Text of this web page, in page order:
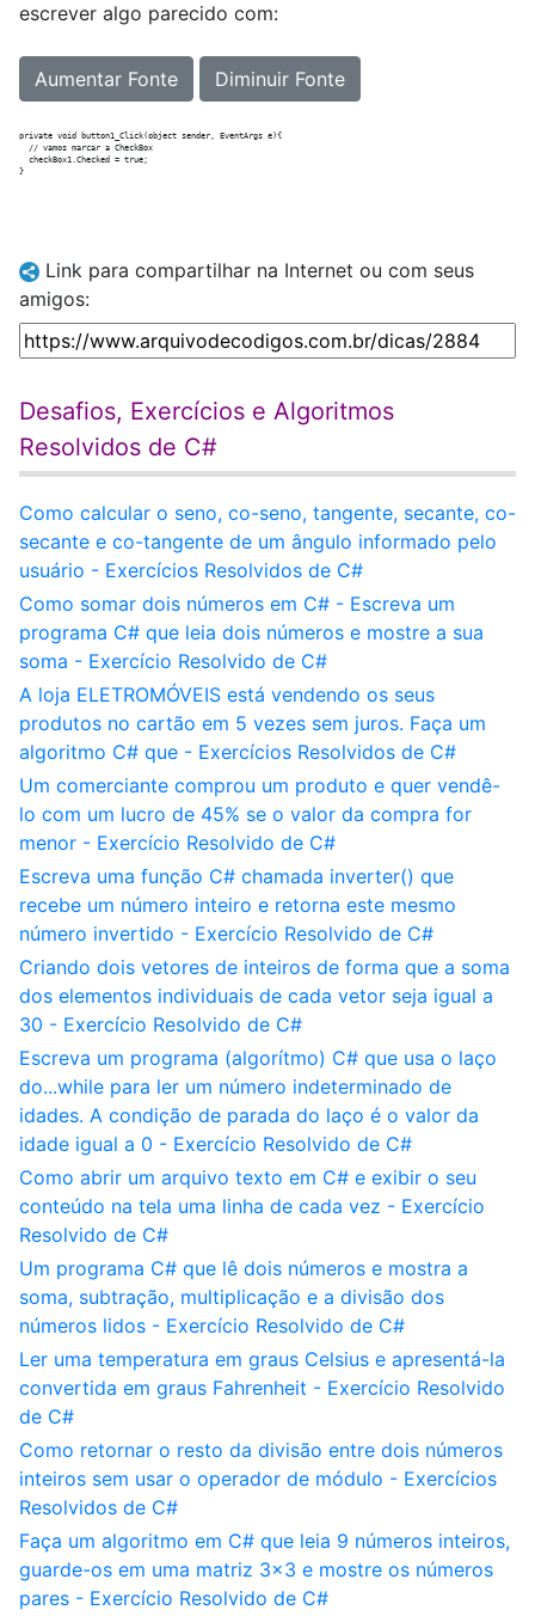
escrever algo parecido com:
Aumentar Fonte Diminuir Fonte
private void button1_Click(object sender, EventArgs e){
  // vamos marcar a CheckBox
  checkBox1.Checked = true;
Link para compartilhar na Internet ou com seus
amigos:
Desafios, Exercícios e Algoritmos
Resolvidos de C#
Como calcular o seno, co-seno, tangente, secante, co-
secante e co-tangente de um ângulo informado pelo
usuário - Exercícios Resolvidos de C#
Como somar dois números em C# - Escreva um
programa C# que leia dois números e mostre a sua
soma - Exercício Resolvido de C#
A loja ELETROMÓVEIS está vendendo os seus
produtos no cartão em 5 vezes sem juros. Faça um
algoritmo C# que - Exercícios Resolvidos de C#
Um comerciante comprou um produto e quer vendê-
lo com um lucro de 45% se o valor da compra for
menor - Exercício Resolvido de C#
Escreva uma função C# chamada inverter() que
recebe um número inteiro e retorna este mesmo
número invertido - Exercício Resolvido de C#
Criando dois vetores de inteiros de forma que a soma
dos elementos individuais de cada vetor seja igual a
30 - Exercício Resolvido de C#
Escreva um programa (algorítmo) C# que usa o laço
do...while para ler um número indeterminado de
idades. A condição de parada do laço é o valor da
idade igual a 0 - Exercício Resolvido de C#
Como abrir um arquivo texto em C# e exibir o seu
conteúdo na tela uma linha de cada vez - Exercício
Resolvido de C#
Um programa C# que lê dois números e mostra a
soma, subtração, multiplicação e a divisão dos
números lidos - Exercício Resolvido de C#
Ler uma temperatura em graus Celsius e apresentá-la
convertida em graus Fahrenheit - Exercício Resolvido
de C#
Como retornar o resto da divisão entre dois números
inteiros sem usar o operador de módulo - Exercícios
Resolvidos de C#
Faça um algoritmo em C# que leia 9 números inteiros,
guarde-os em uma matriz 3x3 e mostre os números
pares - Exercício Resolvido de C#